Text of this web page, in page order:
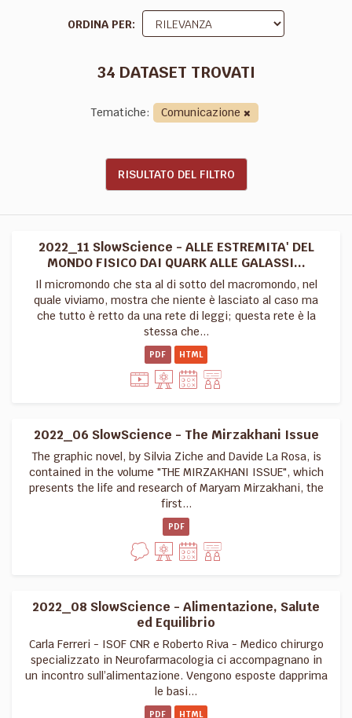
ORDINA PER
34 DATASET TROVATI
Tematiche: Comunicazione
RISULTATO DEL FILTRO
2022_11 SlowScience - ALLE ESTREMITA' DEL
MONDO FISICO DAI QUARK ALLE GALASSI...
Il micromondo che sta al di sotto del macromondo, nel
quale viviamo, mostra che niente è lasciato al caso ma
che tutto è retto da una rete di leggi; questa rete è la
stessa che...
PDF HTML
2022_06 SlowScience - The Mirzakhani Issue
The graphic novel, by Silvia Ziche and Davide La Rosa, is
contained in the volume "THE MIRZAKHANI ISSUE", which
presents the life and research of Maryam Mirzakhani, the
first...
PDF
2022_08 SlowScience - Alimentazione, Salute
ed Equilibrio
Carla Ferreri - ISOF CNR e Roberto Riva - Medico chirurgo
specializzato in Neurofarmacologia ci accompagnano in
un incontro sull’alimentazione. Vengono esposte dapprima
le basi...
PDF HTML